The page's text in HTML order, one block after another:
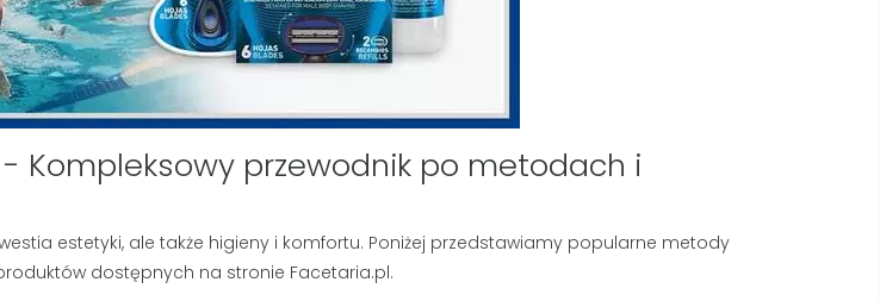
Kompleksowy przewodnik po metodach i
estetyki, ale także higieny i komfortu. Poniżej przedstawiamy popularne metody
dostępnych na stronie Facetaria.pl.